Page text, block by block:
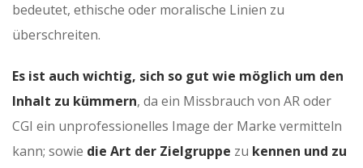
bedeutet, ethische oder moralische Linien zu
überschreiten.
Es ist auch wichtig, sich so gut wie möglich um den
Inhalt zu kümmern, da ein Missbrauch von AR oder
CGI ein unprofessionelles Image der Marke vermitteln
kann; sowie die Art der Zielgruppe zu kennen und zu